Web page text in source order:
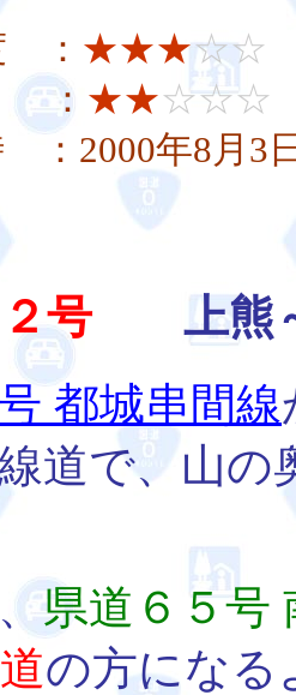
： ★★★☆☆
： ★★☆☆☆
：2000年8月3
号上熊～
都城串間線
道で、山の
県道６５号
の方になる